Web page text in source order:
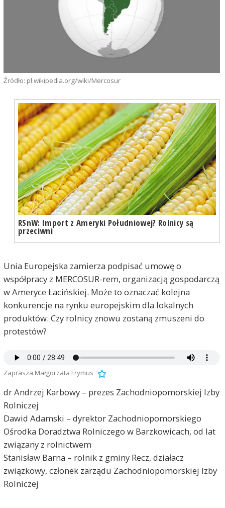
Źródło: pl.wikipedia.org/wiki/Mercosur
RSnW: Import z Ameryki Południowej? Rolnicy są
przeciwni
Unia Europejska zamierza podpisać umowę o
współpracy z MERCOSUR-rem, organizacją gospodarczą
w Ameryce Łacińskiej. Może to oznaczać kolejna
konkurencje na rynku europejskim dla lokalnych
produktów. Czy rolnicy znowu zostaną zmuszeni do
protestów?
Zaprasza Małgorzata Frymus
dr Andrzej Karbowy – prezes Zachodniopomorskiej Izby
Rolniczej
Dawid Adamski – dyrektor Zachodniopomorskiego
Ośrodka Doradztwa Rolniczego w Barzkowicach, od lat
związany z rolnictwem
Stanisław Barna – rolnik z gminy Recz, działacz
związkowy, członek zarządu Zachodniopomorskiej Izby
Rolniczej